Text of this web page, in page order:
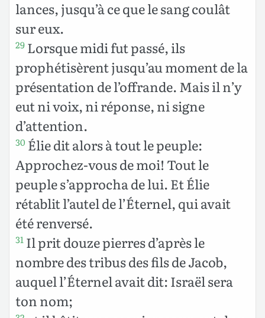
lances, jusqu’à ce que le sang coulât
sur eux.
29 Lorsque midi fut passé, ils
prophétisèrent jusqu’au moment de la
présentation de l’offrande. Mais il n’y
eut ni voix, ni réponse, ni signe
d’attention.
30 Élie dit alors à tout le peuple:
Approchez-vous de moi! Tout le
peuple s’approcha de lui. Et Élie
rétablit l’autel de l’Éternel, qui avait
été renversé.
31 Il prit douze pierres d’après le
nombre des tribus des fils de Jacob,
auquel l’Éternel avait dit: Israël sera
ton nom;